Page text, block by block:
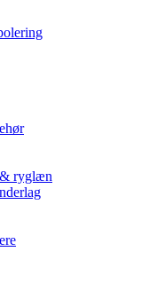
ryglæn